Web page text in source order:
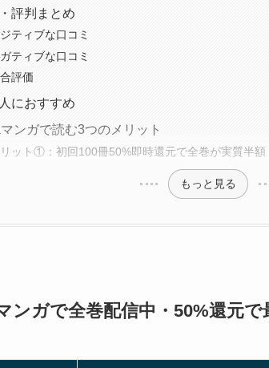
評判まとめ
ティブな口コミ
ティブな口コミ
評価
におすすめ
ンガで読む3つのメリット
リット①：初回100冊50%即時還元で全巻が実質半額
もっと見る
ンガで全巻配信中・50%還元で